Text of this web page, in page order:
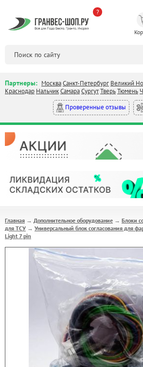
?
Партнеры: МоскваСанкт-Петербург Великий
Краснодар НальчикСамараСургутТверьТюмень
Проверенные отзывы
Главная → Дополнительное оборудование → Блоки
для ТСУ → Универсальный блок согласования для
Light 7 pin